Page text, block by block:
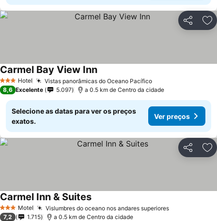
Partilhar
3 EstrelasHotel Vistas panorâmicas do Oceano Pacífico
Carmel Bay View Inn
8,6 Excelente 5.097 a 0.5 km de Centro da cidade
Selecione as datas para ver os preços
exatos.
Ver preços
Partilhar
3 EstrelasMotel Vislumbres do oceano nos andares superiores
Carmel Inn & Suites
7,2 1.715 a 0.5 km de Centro da cidade